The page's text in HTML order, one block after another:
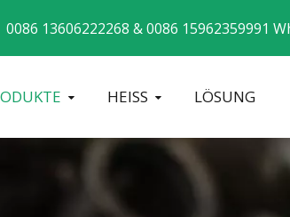
0086 13606222268 &0086 15962359991
HEISS LÖSUNG